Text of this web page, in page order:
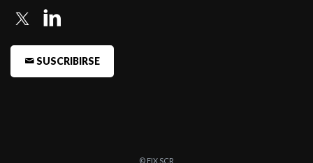
SUSCRIBIRSE
© FIX SCR